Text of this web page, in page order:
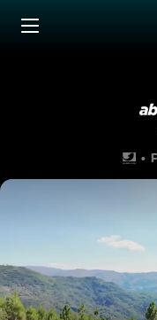
Zum Inhalt